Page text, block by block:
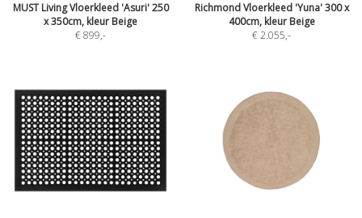
MUST Living Vloerkleed 'Asuri' 250
x 350cm, kleur Beige
€ 899,-
Richmond Vloerkleed 'Yuna' 300 x
400cm, kleur Beige
€ 2.055,-